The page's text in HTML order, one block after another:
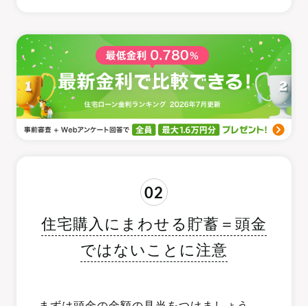
02
住宅購入にまわせる貯蓄＝頭金
ではないことに注意